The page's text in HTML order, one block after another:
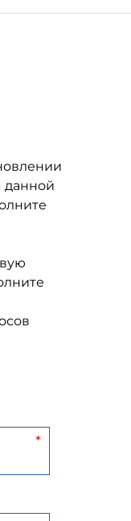
данной